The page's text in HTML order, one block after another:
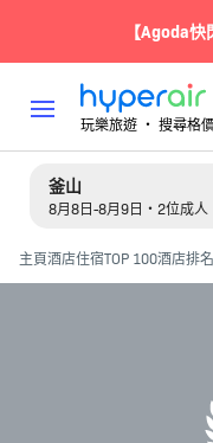
【Agoda
玩樂旅遊 ‧ 搜尋格
釜山
8月8日-8月9日・2位成人
主頁酒店住宿TOP 100酒店排